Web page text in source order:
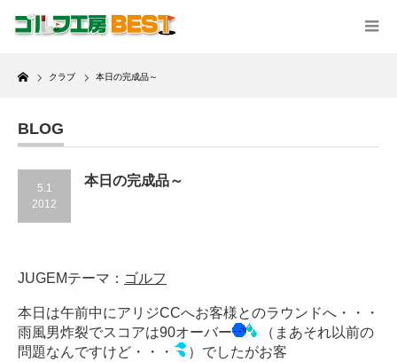
Home
クラブ 本日の完成品～
BLOG
5.1
2012
本日の完成品～
JUGEMテーマ： ゴルフ
本日は午前中にアリジCCへお客様とのラウンドへ・・・
雨風男炸裂でスコアは90オーバー
（まあそれ以前の
問題なんですけど・・・
）でしたがお客